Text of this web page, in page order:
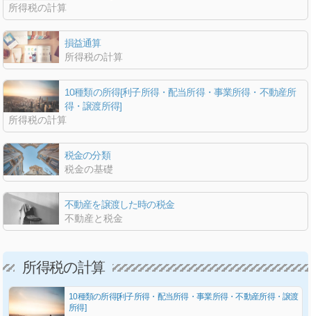
所得税の計算
損益通算
所得税の計算
10種類の所得[利子所得・配当所得・事業所得・不動産所
得・譲渡所得]
所得税の計算
税金の分類
税金の基礎
不動産を譲渡した時の税金
不動産と税金
所得税の計算
10種類の所得[利子所得・配当所得・事業所得・不動産所得・譲渡
所得]